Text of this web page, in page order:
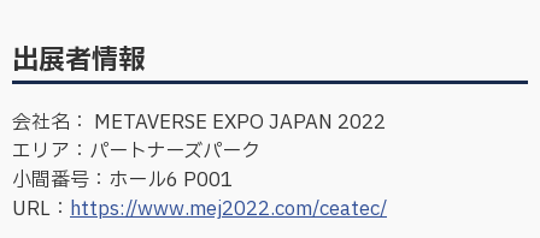
出展者情報
会社名： METAVERSE EXPO JAPAN 2022
エリア：パートナーズパーク
小間番号：ホール6 P001
URL： https://www.mej2022.com/ceatec/